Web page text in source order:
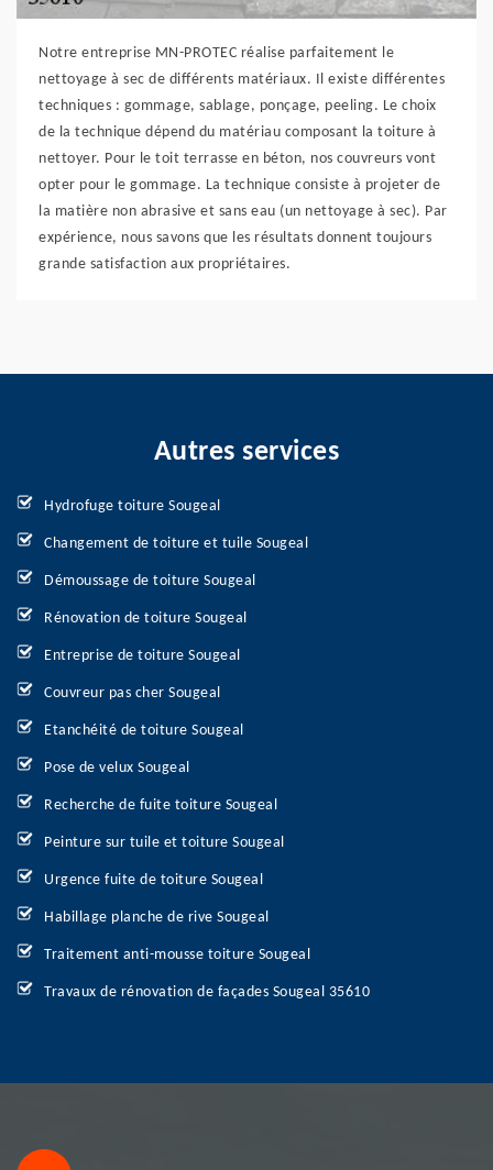
Notre entreprise MN-PROTEC réalise parfaitement le
nettoyage à sec de différents matériaux. Il existe différentes
techniques : gommage, sablage, ponçage, peeling. Le choix
de la technique dépend du matériau composant la toiture à
nettoyer. Pour le toit terrasse en béton, nos couvreurs vont
opter pour le gommage. La technique consiste à projeter de
la matière non abrasive et sans eau (un nettoyage à sec). Par
expérience, nous savons que les résultats donnent toujours
grande satisfaction aux propriétaires.
Autres services
Hydrofuge toiture Sougeal
Changement de toiture et tuile Sougeal
Démoussage de toiture Sougeal
Rénovation de toiture Sougeal
Entreprise de toiture Sougeal
Couvreur pas cher Sougeal
Etanchéité de toiture Sougeal
Pose de velux Sougeal
Recherche de fuite toiture Sougeal
Peinture sur tuile et toiture Sougeal
Urgence fuite de toiture Sougeal
Habillage planche de rive Sougeal
Traitement anti-mousse toiture Sougeal
Travaux de rénovation de façades Sougeal 35610